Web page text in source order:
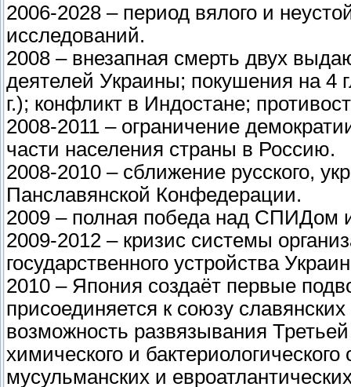
2006-2028 – период вялого и
исследований.
2008 – внезапная смерть двух
деятелей Украины; покушения на 4
г.); конфликт в Индостане;
2008-2011 – ограничение
части населения страны в Россию.
2008-2010 – сближение русского,
Панславянской Конфедерации.
2009 – полная победа над СПИДом
2009-2012 – кризис системы
государственного устройства
2010 – Япония создаёт первые
присоединяется к союзу
возможность развязывания
химического и
мусульманских и